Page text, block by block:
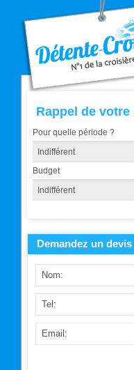
Rappel de
Pour quelle période ?
Budget
Demandez un